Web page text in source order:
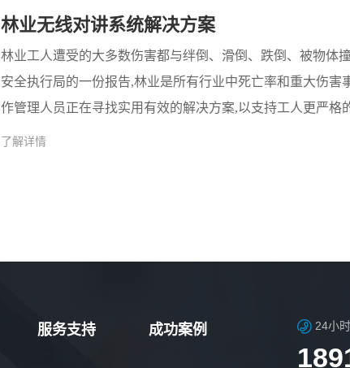
林业无线对讲系统解决方案
林业工人遭受的大多数伤害都与绊倒、滑倒、跌倒、被物体
安全执行局的一份报告,林业是所有行业中死亡率和重大伤
作管理人员正在寻找实用有效的解决方案,以支持工人更严格
了解详情
服务支持 成功案例 24小